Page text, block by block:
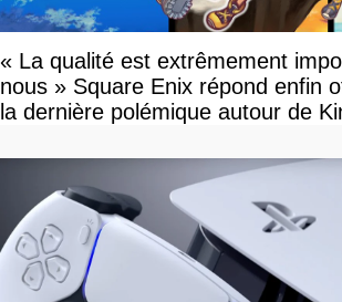
« La qualité est extrêmement
nous » Square Enix répond enfin
la dernière polémique autour de